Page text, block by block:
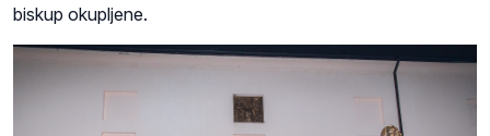
biskup okupljene.